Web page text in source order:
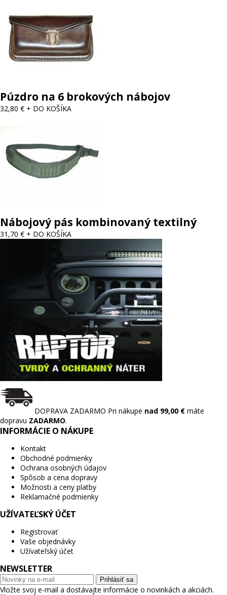
Púzdro na 6 brokových nábojov
32,80 € + DO KOŠÍKA
Nábojový pás kombinovaný textilný
31,70 € + DO KOŠÍKA
DOPRAVA ZADARMO Pri nákupe nad 99,00 € máte
dopravu ZADARMO.
INFORMÁCIE O NÁKUPE
Kontakt
Obchodné podmienky
Ochrana osobných údajov
Spôsob a cena dopravy
Možnosti a ceny platby
Reklamačné podmienky
UŽÍVATEĽSKÝ ÚČET
Registrovať
Vaše objednávky
Užívateľský účet
NEWSLETTER
Prihlásiť sa
Vložte svoj e-mail a dostávajte informácie o novinkách a akciách.